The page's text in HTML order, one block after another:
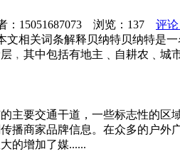
：15051687073 浏览： 137
评
相关词条解释贝纳特贝纳特是
﹐其中包括有地主﹑自耕农﹑城
主要交通干道，一些标志性的
播商家品牌信息。在众多的户
的增加了媒......